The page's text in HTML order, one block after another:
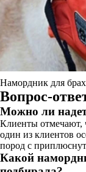
Намордник для
Вопрос-
Можно ли
Клиенты отмечают,
один из клиентов
пород с
Какой